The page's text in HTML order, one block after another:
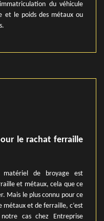
du véhicule
et le poids des métaux ou
le rachat ferraille
de broyage est
et métaux, cela que ce
Mais le plus connu pour ce
métaux et de ferraille, c’est
cas chez Entreprise